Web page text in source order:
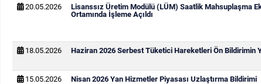
20.05.2026
Lisanssız Üretim Modülü (LÜM) Saatlik Mahsuplaşma
Ortamında İşleme Açıldı
18.05.2026 Haziran 2026 Serbest Tüketici Hareketleri Ön Bildirimin
15.05.2026 Nisan 2026 Yan Hizmetler Piyasası Uzlaştırma Bildirimi